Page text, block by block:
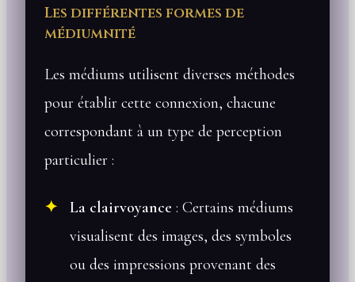
Les différentes formes de
médiumnité
Les médiums utilisent diverses méthodes
pour établir cette connexion, chacune
correspondant à un type de perception
particulier :
La clairvoyance : Certains médiums
visualisent des images, des symboles
ou des impressions provenant des